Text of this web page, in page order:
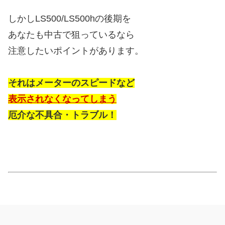
しかしLS500/LS500hの後期を
あなたも中古で狙っているなら
注意したいポイントがあります。
それはメーターのスピードなど
表示されなくなってしまう
厄介な不具合・トラブル！